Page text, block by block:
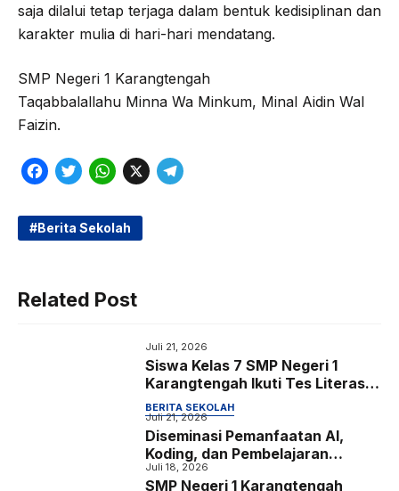
saja dilalui tetap terjaga dalam bentuk kedisiplinan dan
karakter mulia di hari-hari mendatang.
SMP Negeri 1 Karangtengah
Taqabbalallahu Minna Wa Minkum, Minal Aidin Wal
Faizin.
F
c
o
T
i
e
W
a
A
X
T
m
Berita Sekolah
Related Post
Juli 21, 2026
Siswa Kelas 7 SMP Negeri 1
Karangtengah Ikuti Tes Literasi,
Numerasi, Bakat Minat, serta
Identifikasi Kondisi Sosial
Emosional dan Konsentrasi
Belajar
BERITA SEKOLAH
Juli 21, 2026
Diseminasi Pemanfaatan AI,
Koding, dan Pembelajaran
Mendalam sebagai Upaya
Juli 18, 2026
SMP Negeri 1 Karangtengah